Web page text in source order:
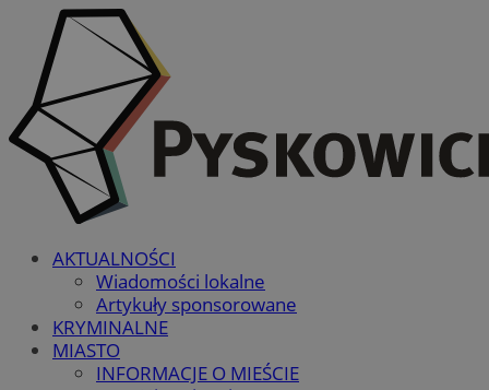
AKTUALNOŚCI
Wiadomości lokalne
Artykuły sponsorowane
KRYMINALNE
MIASTO
INFORMACJE O MIEŚCIE